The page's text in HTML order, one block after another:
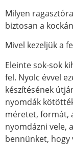
Milyen
biztosan a
Mivel kezeljük a
Eleinte sok-sok
fel. Nyolc évvel
készítésének
nyomdák
méretet, formát,
nyomdázni vele,
bennünket, hogy